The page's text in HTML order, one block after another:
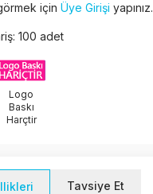
için Üye Girişi yapınız.
100 adet
Logo
Baskı
Harçtir
Tavsiye Et